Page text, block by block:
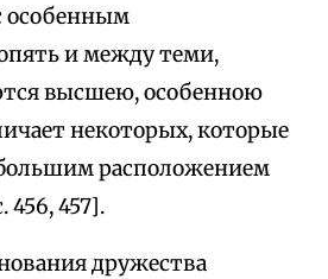
особенным
и между теми,
высшею, особенною
некоторых, которые
расположением
457].
дружества